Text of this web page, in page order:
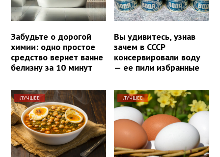
Забудьте о дорогой
химии: одно простое
средство вернет ванне
белизну за 10 минут
Вы удивитесь, узнав
зачем в СССР
консервировали воду
— ее пили избранные
ЛУЧШЕЕ ЛУЧШЕЕ